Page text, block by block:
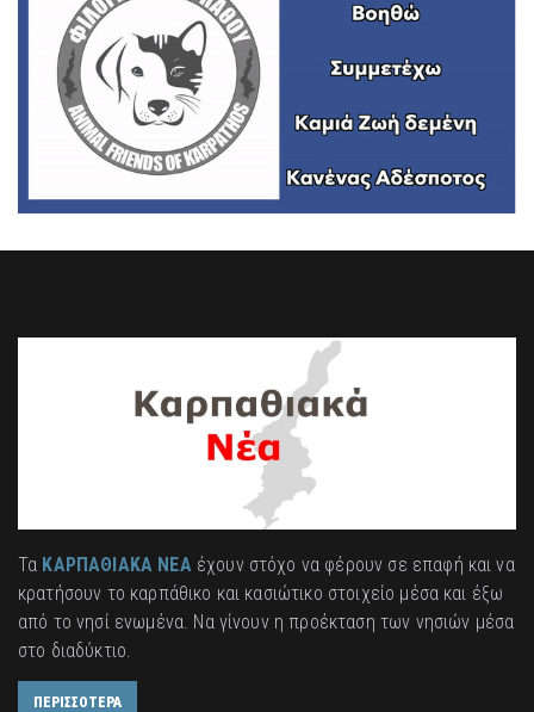
Τα ΚΑΡΠΑΘΙΑΚΑ ΝΕΑέχουν στόχο να φέρουν σε επαφή και να
κρατήσουν το καρπάθικο και κασιώτικο στοιχείο μέσα και έξω
από το νησί ενωμένα. Να γίνουν η προέκταση των νησιών μέσα
στο διαδύκτιο.
ΠΕΡΙΣΣΟΤΕΡΑ